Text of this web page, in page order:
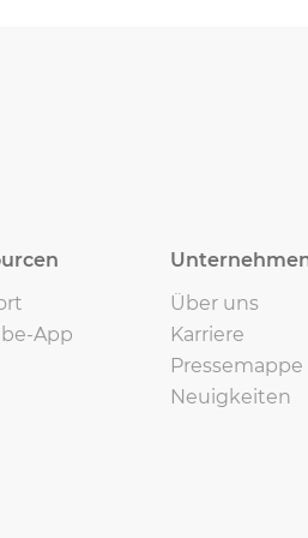
App
Über uns
Karriere
Pressemappe
Neuigkeiten